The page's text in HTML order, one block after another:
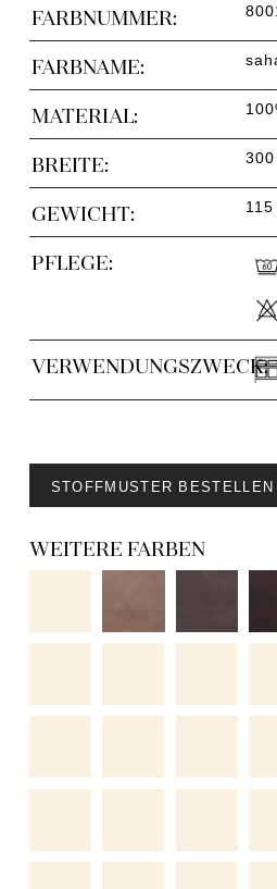
FARBNUMMER:
FARBNAME:
MATERIAL:
BREITE: 300
GEWICHT:
PFLEGE:
VERWENDUNGSZWECK:
STOFFMUSTER BESTELLEN
WEITERE FARBEN